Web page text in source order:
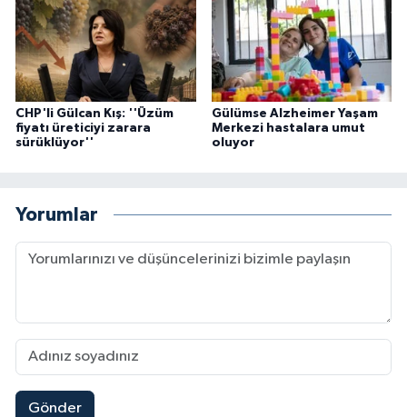
CHP'li Gülcan Kış: ''Üzüm
fiyatı üreticiyi zarara
sürüklüyor''
Gülümse Alzheimer Yaşam
Merkezi hastalara umut
oluyor
Yorumlar
Gönder